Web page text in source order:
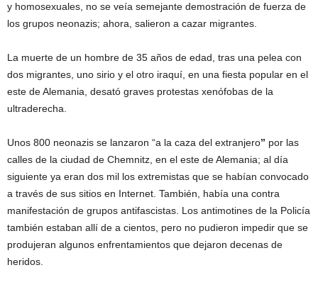
y homosexuales, no se veía semejante demostración de fuerza de
los grupos neonazis; ahora, salieron a cazar migrantes.
La muerte de un hombre de 35 años de edad, tras una pelea con
dos migrantes, uno sirio y el otro iraquí, en una fiesta popular en el
este de Alemania, desató graves protestas xenófobas de la
ultraderecha.
Unos 800 neonazis se lanzaron “a la caza del extranjero” por las
calles de la ciudad de Chemnitz, en el este de Alemania; al día
siguiente ya eran dos mil los extremistas que se habían convocado
a través de sus sitios en Internet. También, había una contra
manifestación de grupos antifascistas. Los antimotines de la Policía
también estaban allí de a cientos, pero no pudieron impedir que se
produjeran algunos enfrentamientos que dejaron decenas de
heridos.